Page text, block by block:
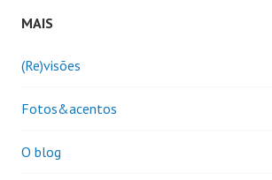
MAIS
(Re)visões
Fotos&acentos
O blog